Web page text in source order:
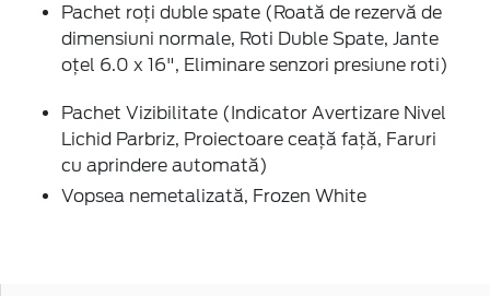
Pachet roți duble spate (Roată de rezervă de
dimensiuni normale, Roti Duble Spate, Jante
oțel 6.0 x 16", Eliminare senzori presiune roti)
Pachet Vizibilitate (Indicator Avertizare Nivel
Lichid Parbriz, Proiectoare ceaţă faţă, Faruri
cu aprindere automată)
Vopsea nemetalizată, Frozen White